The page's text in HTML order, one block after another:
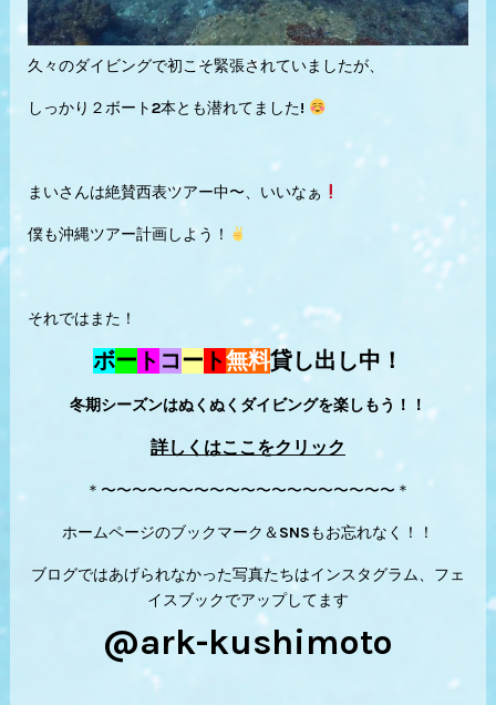
久々のダイビングで初こそ緊張されていましたが、
しっかり２ボート2本とも潜れてました!
まいさんは絶賛西表ツアー中〜、いいなぁ
僕も沖縄ツアー計画しよう！
それではまた！
ボー ト コー ト無料貸し出し中！
冬期シーズンはぬくぬくダイビングを楽しもう！！
詳しくはここをクリック
＊〜〜〜〜〜〜〜〜〜〜〜〜〜〜〜〜〜〜〜＊
ホームページのブックマーク＆SNSもお忘れなく！！
ブログではあげられなかった写真たちはインスタグラム、フェ
イスブックでアップしてます
@ark-kushimoto